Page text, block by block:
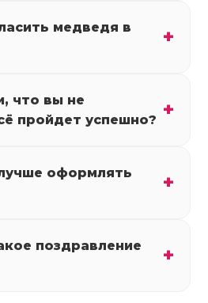
медведя в
что вы не
пройдет успешно?
оформлять
поздравление